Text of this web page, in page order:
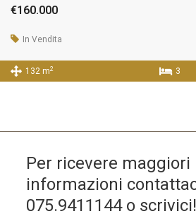
€160.000
In Vendita
132 m2 3
Per ricevere maggiori
informazioni
075.9411144o scrivici!